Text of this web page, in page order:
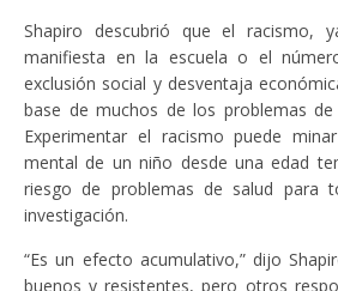
Shapiro descubrió que el racismo,
manifiesta en la escuela o el
exclusión social y desventaja
base de muchos de los problemas
Experimentar el racismo puede
mental de un niño desde una edad
riesgo de problemas de salud para
investigación.
“Es un efecto acumulativo,” dijo
buenos y resistentes, pero otros